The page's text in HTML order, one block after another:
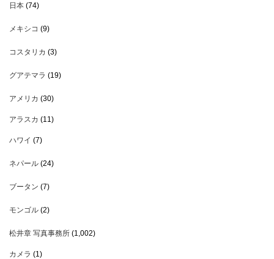
日本 (74)
メキシコ (9)
コスタリカ (3)
グアテマラ (19)
アメリカ (30)
アラスカ (11)
ハワイ (7)
ネパール (24)
ブータン (7)
モンゴル (2)
松井章 写真事務所 (1,002)
カメラ (1)